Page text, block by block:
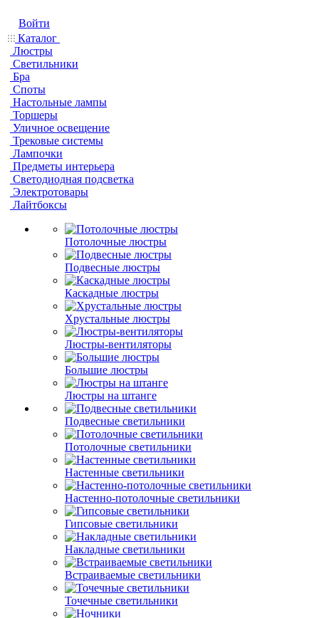
Войти
Каталог
Люстры
Светильники
Бра
Споты
Настольные лампы
Торшеры
Уличное освещение
Трековые системы
Лампочки
Предметы интерьера
Светодиодная подсветка
Электротовары
Лайтбоксы
Потолочные люстры
Подвесные люстры
Каскадные люстры
Хрустальные люстры
Люстры-вентиляторы
Большие люстры
Люстры на штанге
Подвесные светильники
Потолочные светильники
Настенные светильники
Настенно-потолочные светильники
Гипсовые светильники
Накладные светильники
Встраиваемые светильники
Точечные светильники